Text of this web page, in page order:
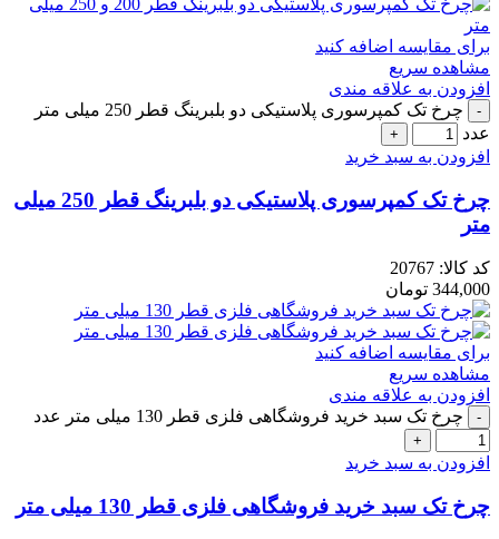
برای مقایسه اضافه کنید
مشاهده سریع
افزودن به علاقه مندی
چرخ تک کمپرسوری پلاستیکی دو بلبرینگ قطر 250 میلی متر
عدد
افزودن به سبد خرید
چرخ تک کمپرسوری پلاستیکی دو بلبرینگ قطر 250 میلی
متر
کد کالا: 20767
344,000 تومان
برای مقایسه اضافه کنید
مشاهده سریع
افزودن به علاقه مندی
چرخ تک سبد خرید فروشگاهی فلزی قطر 130 میلی متر عدد
افزودن به سبد خرید
چرخ تک سبد خرید فروشگاهی فلزی قطر 130 میلی متر